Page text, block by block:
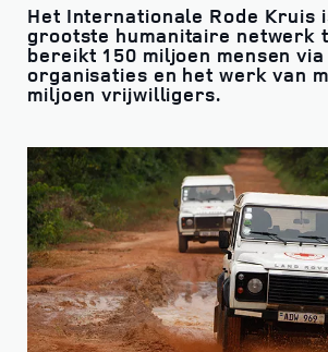
Het Internationale Rode Kruis
grootste humanitaire netwerk
bereikt 150 miljoen mensen
organisaties en het werk van
miljoen vrijwilligers.